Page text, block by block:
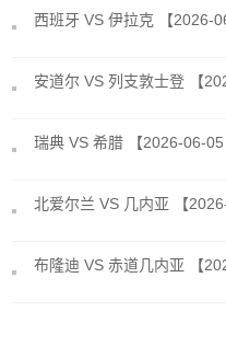
西班牙 VS 伊拉克 【2026-
安道尔 VS 列支敦士登 【
瑞典 VS 希腊 【2026-06-05
北爱尔兰 VS 几内亚 【
布隆迪 VS 赤道几内亚 【